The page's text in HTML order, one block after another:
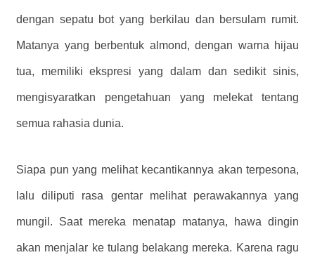
dengan sepatu bot yang berkilau dan bersulam rumit.
Matanya yang berbentuk almond, dengan warna hijau
tua, memiliki ekspresi yang dalam dan sedikit sinis,
mengisyaratkan pengetahuan yang melekat tentang
semua rahasia dunia.
Siapa pun yang melihat kecantikannya akan terpesona,
lalu diliputi rasa gentar melihat perawakannya yang
mungil. Saat mereka menatap matanya, hawa dingin
akan menjalar ke tulang belakang mereka. Karena ragu